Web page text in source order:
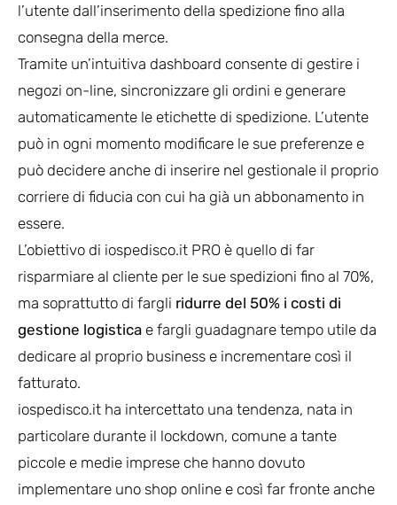
l’utente dall’inserimento della spedizione fino alla
consegna della merce.
Tramite un’intuitiva dashboard consente di gestire i
negozi on-line, sincronizzare gli ordini e generare
automaticamente le etichette di spedizione. L’utente
può in ogni momento modificare le sue preferenze e
può decidere anche di inserire nel gestionale il proprio
corriere di fiducia con cui ha già un abbonamento in
essere.
L’obiettivo di iospedisco.it PRO è quello di far
risparmiare al cliente per le sue spedizioni fino al 70%,
ma soprattutto di fargli ridurre del 50% i costi di
gestione logistica e fargli guadagnare tempo utile da
dedicare al proprio business e incrementare così il
fatturato.
iospedisco.it ha intercettato una tendenza, nata in
particolare durante il lockdown, comune a tante
piccole e medie imprese che hanno dovuto
implementare uno shop online e così far fronte anche